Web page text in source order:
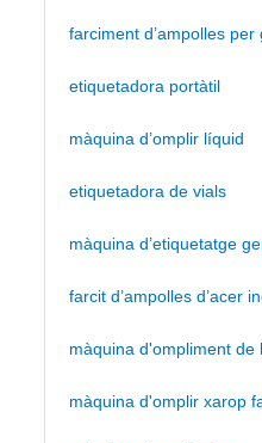
farciment d’ampolles per
etiquetadora portàtil
màquina d’omplir líquid
etiquetadora de vials
màquina d’etiquetatge
farcit d’ampolles d’acer
màquina d'ompliment
màquina d'omplir xarop